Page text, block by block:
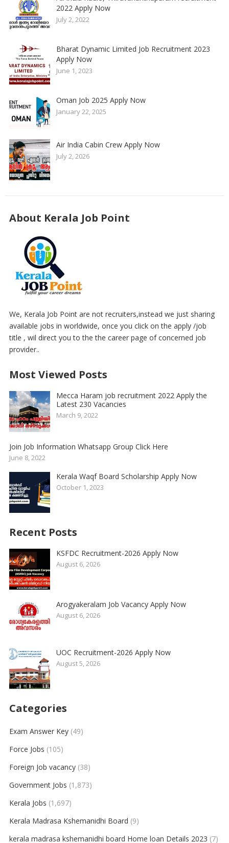
2022 Apply Now
July 2, 2022
Bharat Dynamic Limited Job Recruitment 2023
Apply Now
June 1, 2023
Oman Job 2025 Apply Now
January 22, 2025
Air India Cabin Crew Apply Now
July 2, 2026
About Kerala Job Point
We, Kerala Job Point are not recruiters,instead we just sharing
available jobs in worldwide, once you click on the apply /job
title , wil direct you to the the career page of concerned job
provider..
Most Viewed Posts
Mecca Haram job recruitment 2022 Apply the
Latest 230 Vacancies
March 9, 2022
Join Job Information Whatsapp Group Click Here
June 8, 2022
Kerala Waqf Board Scholarship Apply Now
October 1, 2023
Recent Posts
KSFDC Recruitment-2026 Apply Now
August 6, 2026
Arogyakeralam Job Vacancy Apply Now
August 6, 2026
UOC Recruitment-2026 Apply Now
August 5, 2026
Categories
Exam Answer Key(49)
Force Jobs (105)
Foreign Job vacancy(38)
Government Jobs (1,873)
Kerala Jobs (1,697)
Kerala Madrasa Kshemanidhi Board (9)
kerala madrasa kshemanidhi board Home loan Details 2023 (7)